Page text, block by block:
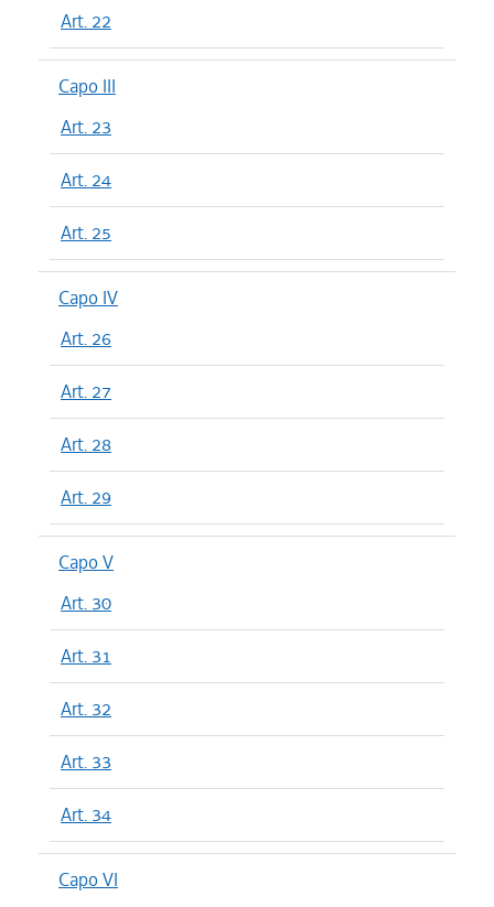
Art. 22
Capo III
Art. 23
Art. 24
Art. 25
Capo IV
Art. 26
Art. 27
Art. 28
Art. 29
Capo V
Art. 30
Art. 31
Art. 32
Art. 33
Art. 34
Capo VI